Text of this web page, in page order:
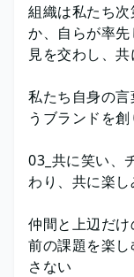
組織は私たち
か、自らが率
見を交わし、
私たち自身の
うブランドを
03_共に笑い
わり、共に楽
仲間と上辺だ
前の課題を楽
さない